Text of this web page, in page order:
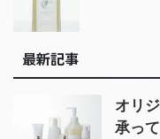
最新記事
オリ
承っ